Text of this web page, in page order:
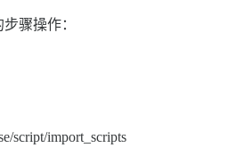
骤操作：
script/import_scripts